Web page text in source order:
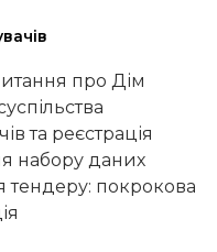
про Дім
та реєстрація
набору даних
покрокова